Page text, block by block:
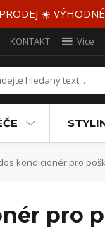
☀️
KONTAKT Více
kondicionér pro
pro